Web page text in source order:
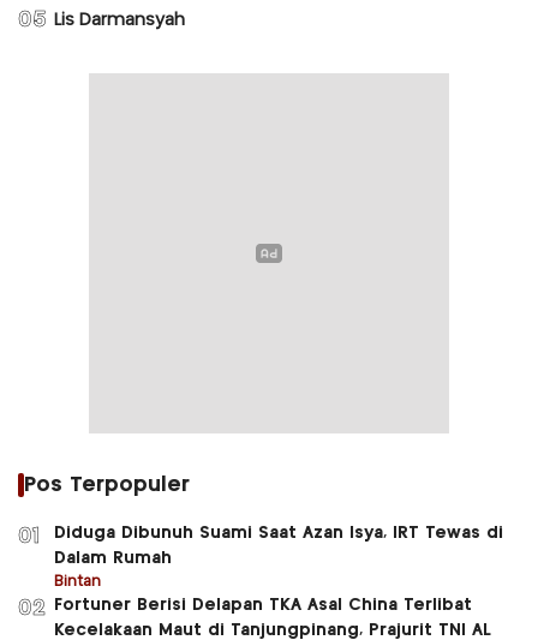
05 Lis Darmansyah
Pos Terpopuler
01
Diduga Dibunuh Suami Saat Azan Isya, IRT Tewas di
Dalam Rumah
Bintan
02
Fortuner Berisi Delapan TKA Asal China Terlibat
Kecelakaan Maut di Tanjungpinang, Prajurit TNI AL